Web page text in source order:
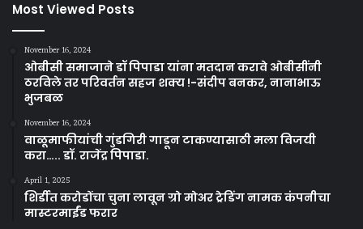
Most Viewed Posts
November 16, 2024
ओबीसी समाजाने डॉ पिपाडा यांना मतदान करावे ओबीसींनी
ठरविले तर परिवर्तन सहज शक्य !-संदीप बनकर, नानाभाऊ
भुजबळ
November 16, 2024
वाळूमाफीयांची गुंडगिरी गाडून टाकण्यासाठी मला विजयी
करा….. डॉ. राजेंद्र पिपाडा.
April 1, 2025
शिर्डीत करोडोंचा चुना लावून ग्रो मोअर ट्रेडिंग नामक कंपनीचा
मास्टरमाईंड फरार